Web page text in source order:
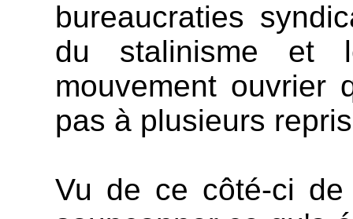
bureaucraties
du stalinisme et
mouvement ouvrier
pas à plusieurs
Vu de ce côté-ci